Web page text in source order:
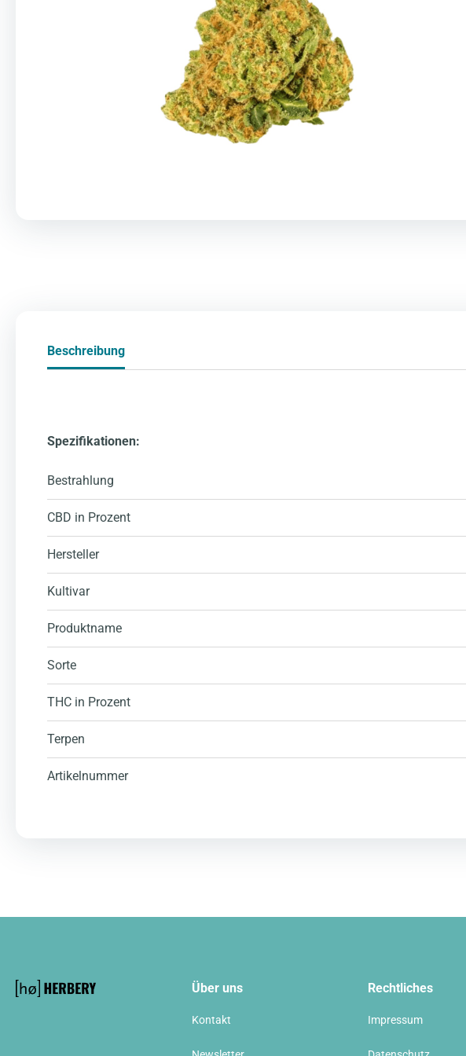
Beschreibung
Spezifikationen:
Bestrahlung
CBD in Prozent
Hersteller
Kultivar
Produktname
Sorte
THC in Prozent
Terpen
Artikelnummer
Über uns
Kontakt
Rechtliches
Impressum